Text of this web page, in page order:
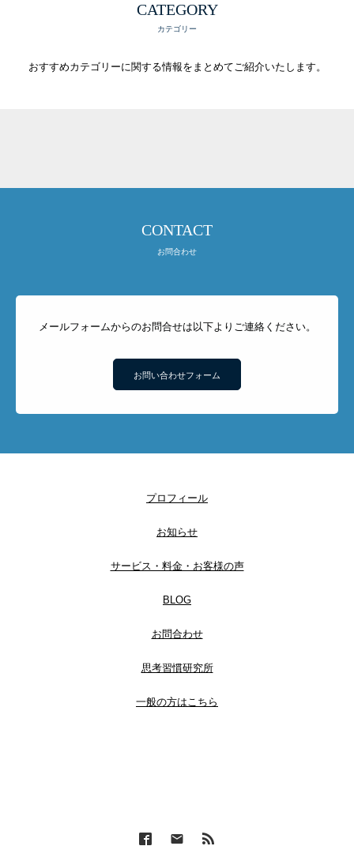
CATEGORY
カテゴリー
おすすめカテゴリーに関する情報をまとめてご紹介いたします。
CONTACT
お問合わせ
メールフォームからのお問合せは以下よりご連絡ください。
お問い合わせフォーム
プロフィール
お知らせ
サービス・料金・お客様の声
BLOG
お問合わせ
思考習慣研究所
一般の方はこちら
BLOG
お問合わせ